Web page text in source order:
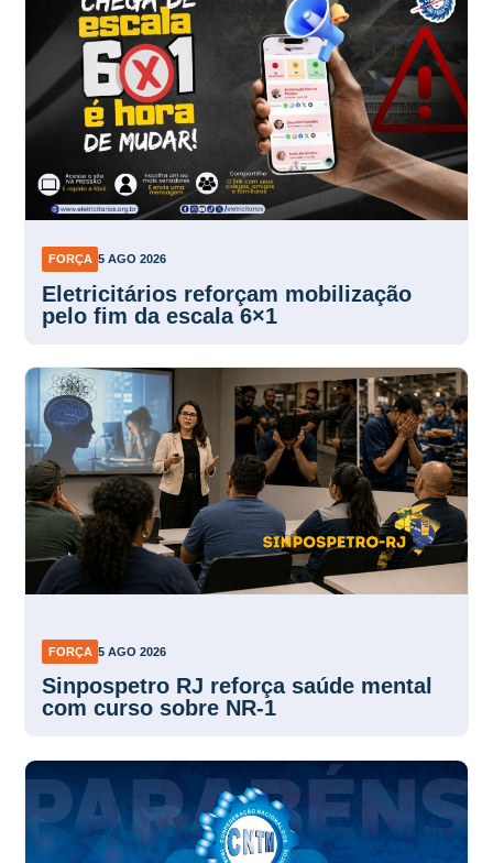
FORÇA 5 AGO 2026
pelo fim da escala 6×1
FORÇA 5 AGO 2026
com curso sobre NR-1